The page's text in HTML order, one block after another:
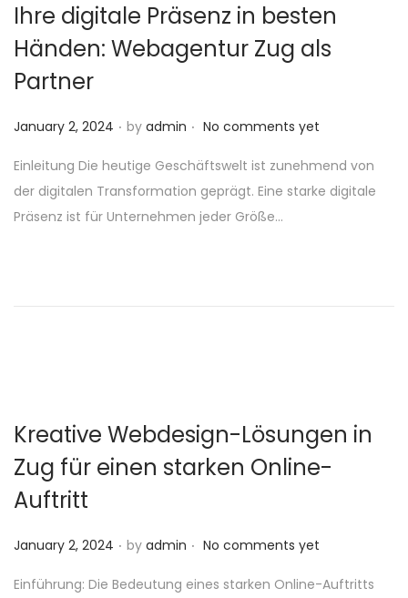
Ihre digitale Präsenz in besten
Händen: Webagentur Zug als
Partner
P
s
t
e
January 2, 2024 . by admin . No comments yet
Einleitung Die heutige Geschäftswelt ist zunehmend von
der digitalen Transformation geprägt. Eine starke digitale
Präsenz ist für Unternehmen jeder Größe…
Kreative Webdesign-Lösungen in
Zug für einen starken Online-
Auftritt
P
s
January 2, 2024 . by admin . No comments yet
Einführung: Die Bedeutung eines starken Online-Auftritts